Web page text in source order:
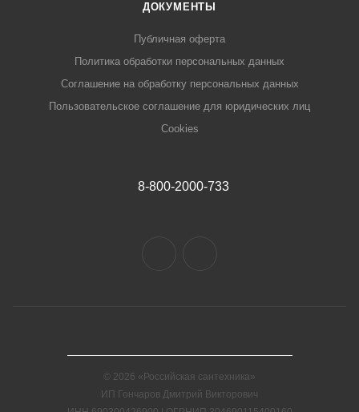
ДОКУМЕНТЫ
Публичная оферта
Политика обработки персональных данных
Соглашение на обработку персональных данных
Пользовательское соглашение для юридических лиц
Cookies
8-800-2000-733
© 2026 «Российская сантехника»
ИП Гончаров Дмитрий Викторович